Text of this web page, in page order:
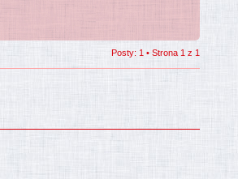
Posty: 1 • Strona 1 z 1